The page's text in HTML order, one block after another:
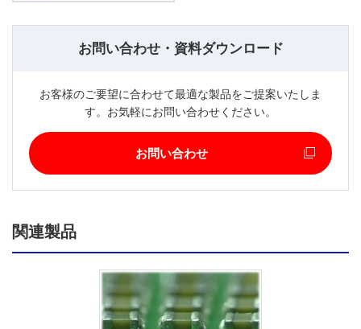
お問い合わせ・資料ダウンロード
お客様のご要望に合わせて最適な製品をご提案いたしま
す。お気軽にお問い合わせください。
お問い合わせ
関連製品